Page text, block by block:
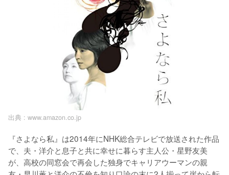
出典 : www.amazon.co.jp
『さよなら私』は2014年にNHK総合テレビで放送された作品
で、夫・洋介と息子と共に幸せに暮らす主人公・星野友美
が、高校の同窓会で再会した独身でキャリアウーマンの親